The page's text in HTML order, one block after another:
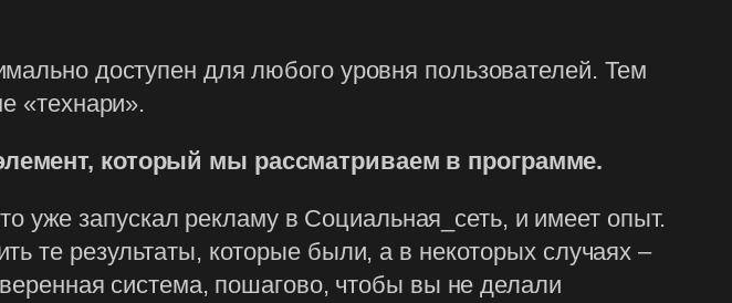
доступен для любого уровня пользователей. Тем
«технари».
который мы рассматриваем в программе.
уже запускал рекламу в Социальная_сеть, и имеет опыт.
те результаты, которые были, а в некоторых случаях –
система, пошагово, чтобы вы не делали